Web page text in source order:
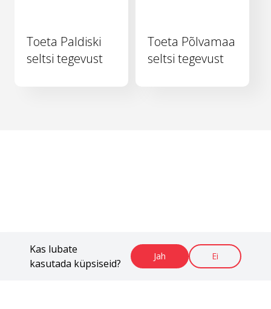
Kas lubate
kasutada küpsiseid?
Jah Ei
Toeta Paldiski
seltsi tegevust
Toeta Põlvamaa
seltsi tegevust